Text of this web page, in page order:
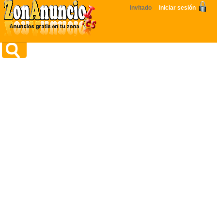
Invitado Iniciar sesión